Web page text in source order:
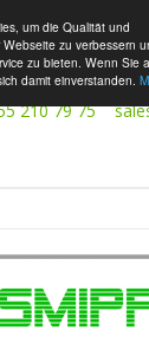
um die Qualität und
zu verbessern
zu bieten. Wenn Sie
damit einverstanden.
210 79 75